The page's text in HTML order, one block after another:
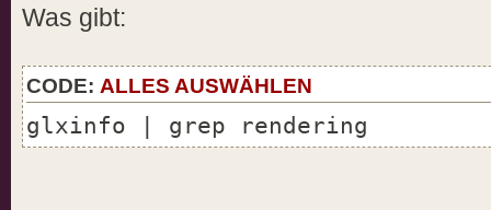
Was gibt:
CODE: ALLES AUSWÄHLEN
glxinfo | grep rendering